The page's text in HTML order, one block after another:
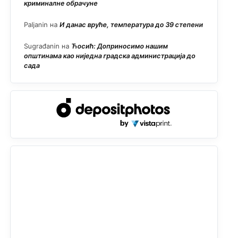
криминалне обрачуне
Paljanin на И данас вруће, температура до 39 степени
Sugrađanin на Ћосић: Доприносимо нашим
општинама као ниједна градска администрација до
сада